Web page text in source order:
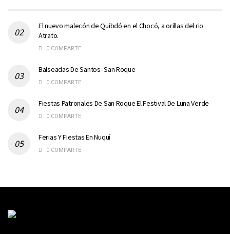
El nuevo malecón de Quibdó en el Chocó, a orillas del rio
Atrato.
0 COMPARTE
Balseadas De Santos- San Roque
0 COMPARTE
Fiestas Patronales De San Roque El Festival De Luna Verde
0 COMPARTE
Ferias Y Fiestas En Nuquí
0 COMPARTE